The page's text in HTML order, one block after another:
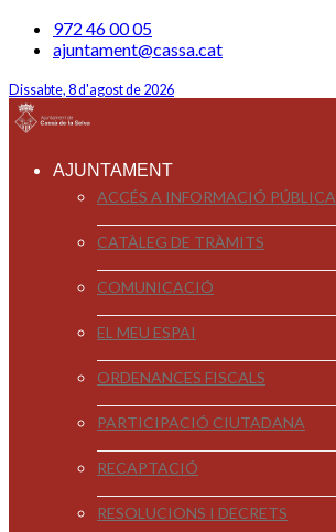
972 46 00 05
ajuntament@cassa.cat
Dissabte, 8 d'agost de 2026
AJUNTAMENT
ACCÉS A INFORMACIÓ PÚBLICA
CATÀLEG DE TRÀMITS
COMUNICACIÓ
EL MEU ESPAI
ORDENANCES FISCALS
PARTICIPACIÓ CIUTADANA
RECAPTACIÓ
RESOLUCIONS I DECRETS